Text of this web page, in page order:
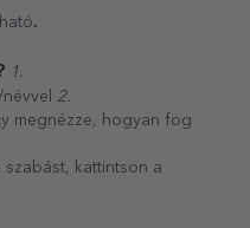
.
1.
2.
megnézze, hogyan fog
szabást, kattintson a